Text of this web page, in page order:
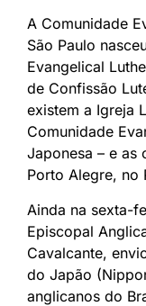
A Comunidade
São Paulo
Evangelical
de Confissão
existem a Igreja
Comunidade
Japonesa – e as
Porto Alegre, no
Ainda na sexta-
Episcopal
Cavalcante,
do Japão
anglicanos do